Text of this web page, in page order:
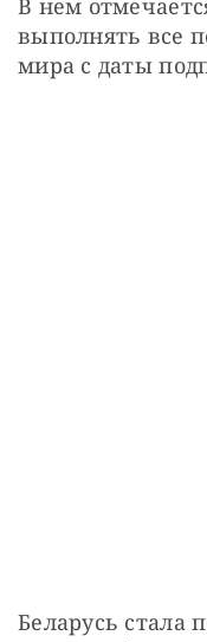
выполнять все
мира с даты
Беларусь стала